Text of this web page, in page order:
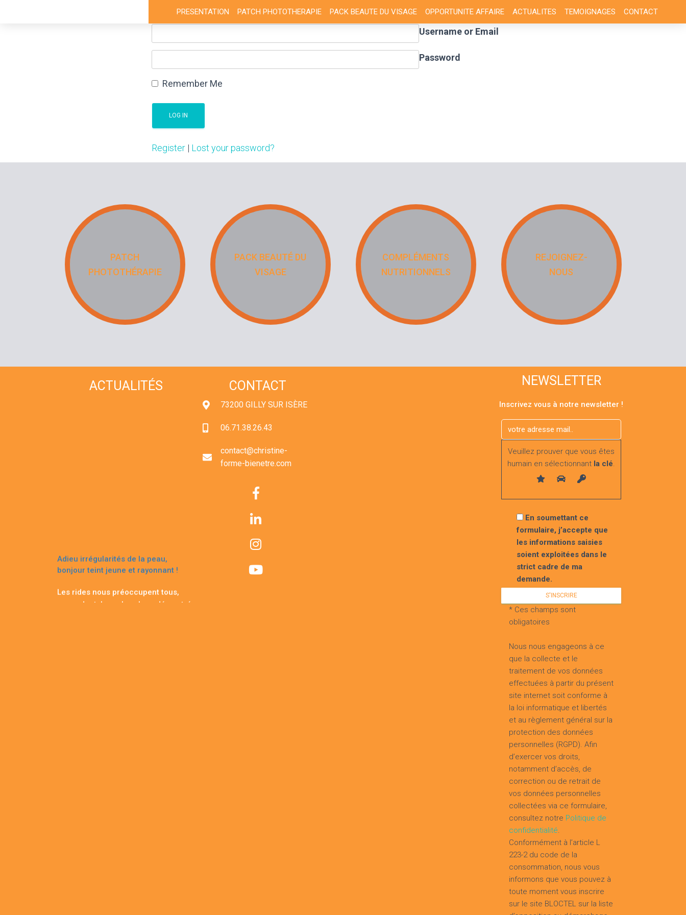
PRESENTATION PATCH PHOTOTHERAPIE PACK BEAUTE DU VISAGE OPPORTUNITE AFFAIRE ACTUALITES TEMOIGNAGES CONTACT
Username or Email
Password
Remember Me
Register | Lost your password?
PATCH
PHOTOTHÉRAPIE
PACK BEAUTÉ DU
VISAGE
COMPLÉMENTS
NUTRITIONNELS
REJOIGNEZ-
NOUS
ACTUALITÉS
bonjour teint jeune et rayonnant !
cependant, la recherche a démontré
CONTACT
73200 GILLY SUR ISÈRE
06.71.38.26.43
contact@christine-
forme-bienetre.com
NEWSLETTER
Inscrivez vous à notre newsletter !
Veuillez prouver que vous êtes
humain en sélectionnant la clé.
En soumettant ce
formulaire, j’accepte que
les informations saisies
soient exploitées dans le
strict cadre de ma
demande.
* Ces champs sont
obligatoires
Nous nous engageons à ce
que la collecte et le
traitement de vos données
effectuées à partir du présent
site internet soit conforme à
la loi informatique et libertés
et au règlement général sur la
protection des données
personnelles (RGPD). Afin
d’exercer vos droits,
notamment d’accès, de
correction ou de retrait de
vos données personnelles
collectées via ce formulaire,
consultez notre Politique de
confidentialité.
Conformément à l’article L
223-2 du code de la
consommation, nous vous
informons que vous pouvez à
toute moment vous inscrire
sur le site BLOCTEL sur la liste